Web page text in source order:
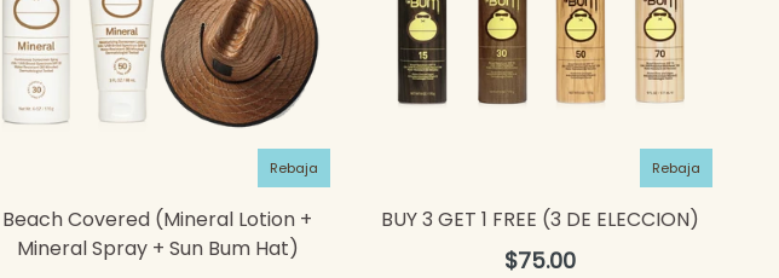
Rebaja
Beach Covered (Mineral Lotion +
Mineral Spray + Sun Bum Hat)
Rebaja
BUY 3 GET 1 FREE (3 DE ELECCION)
Precio
$75.00